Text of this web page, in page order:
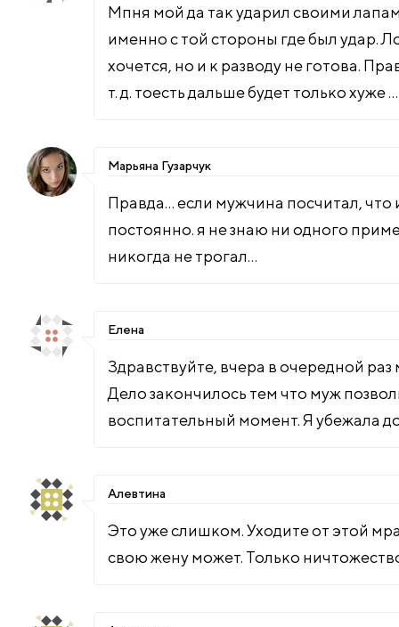
Мпня мой да так ударил своими
именно с той стороны где был удар.
хочется, но и к разводу не готова.
т. д. тоесть дальше будет только хуже …
Марьяна Гузарчук
Правда… если мужчина посчитал, что
постоянно. я не знаю ни одного
никогда не трогал…
Елена
Здравствуйте, вчера в очередной
Дело закончилось тем что муж
воспитательный момент. Я убежала
Алевтина
Это уже слишком. Уходите от этой
свою жену может. Только